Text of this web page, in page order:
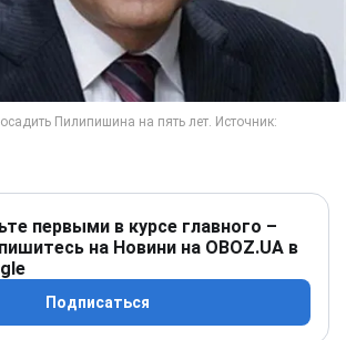
первыми в курсе главного –
на Новини на OBOZ.UA в
Подписаться